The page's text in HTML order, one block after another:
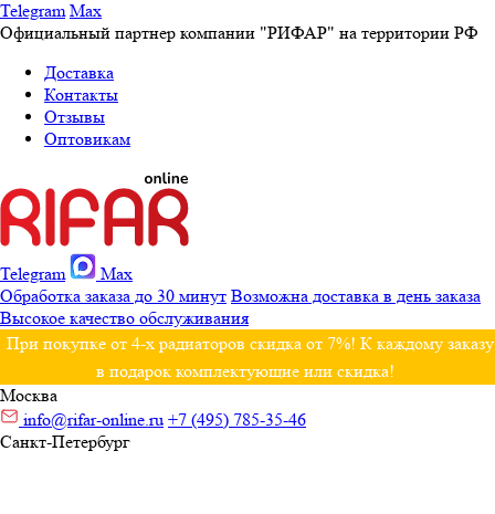
Telegram Max
Официальный партнер компании "РИФАР" на территории РФ
Доставка
Контакты
Отзывы
Оптовикам
Telegram
Max
Обработка заказа до 30 минут Возможна доставка в день заказа
Высокое качество обслуживания
При покупке от 4-х радиаторов скидка от 7%! К каждому заказу
в подарок комплектующие или скидка!
Москва
info@rifar-online.ru +7 (495) 785-35-46
Санкт-Петербург